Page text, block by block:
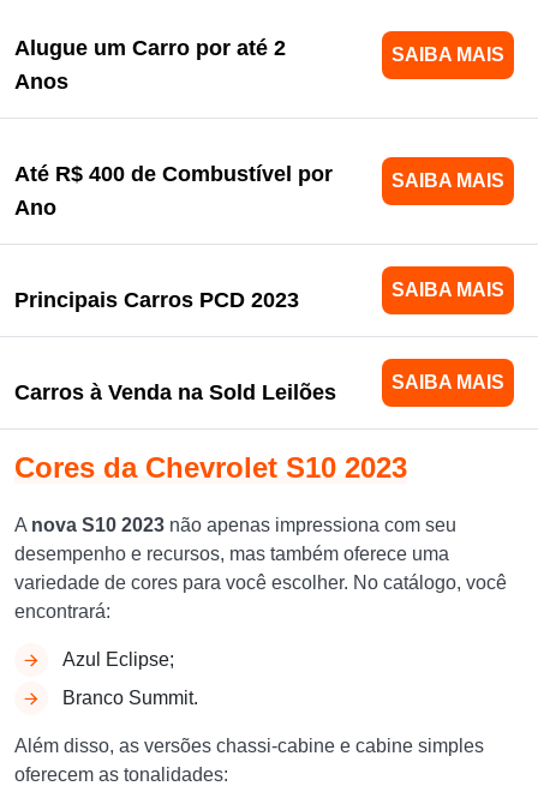
Alugue um Carro por até 2
Anos
SAIBA MAIS
Até R$ 400 de Combustível por
Ano
SAIBA MAIS
Principais Carros PCD 2023 SAIBA MAIS
Carros à Venda na Sold Leilões SAIBA MAIS
Cores da Chevrolet S10 2023
A nova S10 2023 não apenas impressiona com seu
desempenho e recursos, mas também oferece uma
variedade de cores para você escolher. No catálogo, você
encontrará:
Azul Eclipse;
Branco Summit.
Além disso, as versões chassi-cabine e cabine simples
oferecem as tonalidades: